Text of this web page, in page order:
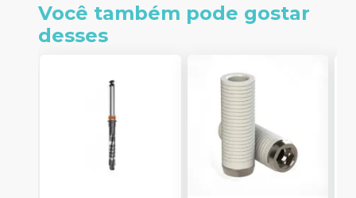
Você também pode gostar
desses